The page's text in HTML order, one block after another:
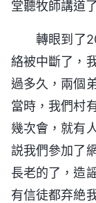
堂聽牧師講道
轉眼到了
絡被中斷了，
過多久，兩個
當時，我們村
幾次會，就有
説我們參加了
長老的了，造
有信徒都弃絶